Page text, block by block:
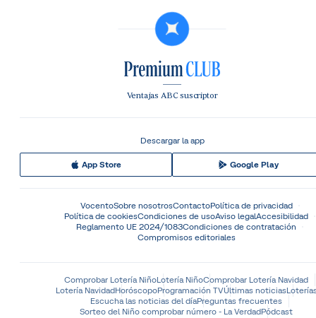
Ventajas ABC suscriptor
Descargar la app
App Store Google Play
VocentoSobre nosotrosContactoPolítica de privacidad
Política de cookiesCondiciones de usoAviso legalAccesibilidad
Reglamento UE 2024/1083Condiciones de contratación
Compromisos editoriales
Comprobar Lotería NiñoLotería NiñoComprobar Lotería Navidad
Lotería NavidadHoróscopoProgramación TVÚltimas noticias
Escucha las noticias del díaPreguntas frecuentes
Sorteo del Niño comprobar número - La VerdadPódcast